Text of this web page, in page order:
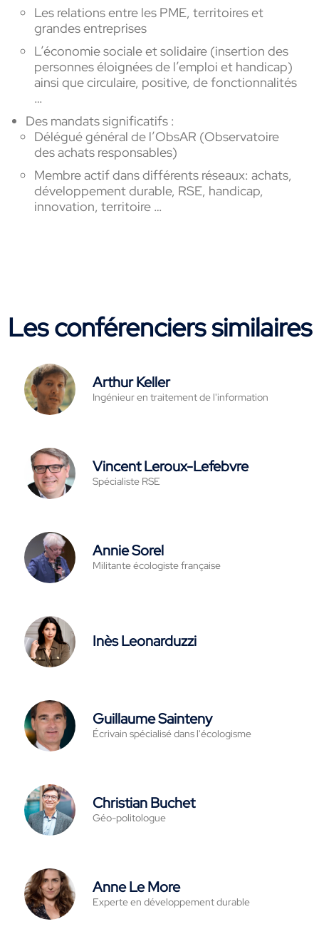
Les relations entre les PME, territoires et
grandes entreprises
L’économie sociale et solidaire (insertion des
personnes éloignées de l’emploi et handicap)
ainsi que circulaire, positive, de fonctionnalités
…
Des mandats significatifs :
Délégué général de l’ObsAR (Observatoire
des achats responsables)
Membre actif dans différents réseaux: achats,
développement durable, RSE, handicap,
innovation, territoire …
Les conférenciers similaires
Arthur Keller
Ingénieur en traitement de l'information
Vincent Leroux-Lefebvre
Spécialiste RSE
Annie Sorel
Militante écologiste française
Inès Leonarduzzi
Guillaume Sainteny
Écrivain spécialisé dans l'écologisme
Christian Buchet
Géo-politologue
Anne Le More
Experte en développement durable